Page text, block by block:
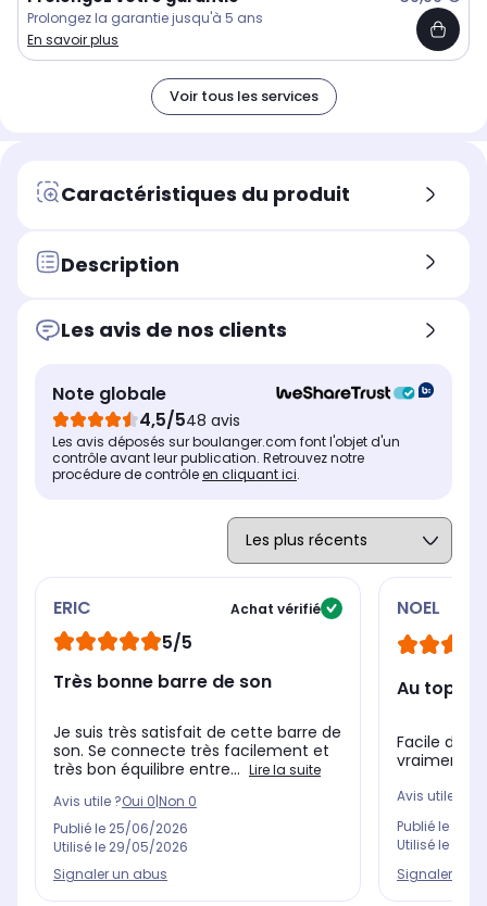
Prolongez la garantie jusqu'à 5 ans
En savoir plus
Voir tous les services
Caractéristiques du produit
Description
Les avis de nos clients
Note globale
4,5/548 avis
Les avis déposés sur boulanger.com font l'objet d'un
contrôle avant leur publication. Retrouvez notre
procédure de contrôleen cliquant ici.
ERIC Achat vérifié
5/5
Très bonne barre de son
Je suis très satisfait de cette barre de
son. Se connecte très facilement et
très bon équilibre entre... Lire la suite
Avis utile ?Oui 0|Non 0
Publié le 25/06/2026
Utilisé le 29/05/2026
Signaler un abus
NOEL
Au top
Facile
vraiment
Avis utile ?
Publié le
Utilisé le
Signaler un